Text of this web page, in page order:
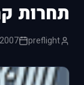
תחרות
preflight